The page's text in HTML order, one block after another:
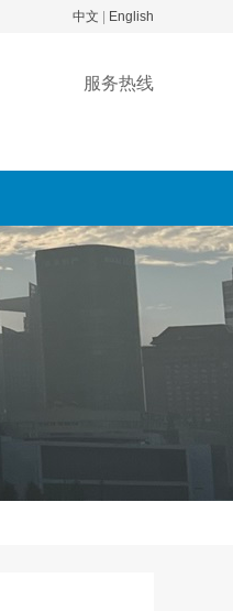
中文 English
服务热线